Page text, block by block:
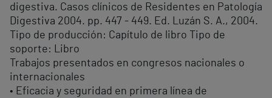
digestiva. Casos clínicos de Residentes en Patología
Digestiva 2004. pp. 447 - 449. Ed. Luzán S. A., 2004.
Tipo de producción: Capítulo de libro Tipo de
soporte: Libro
Trabajos presentados en congresos nacionales o
internacionales
• Eficacia y seguridad en primera línea de